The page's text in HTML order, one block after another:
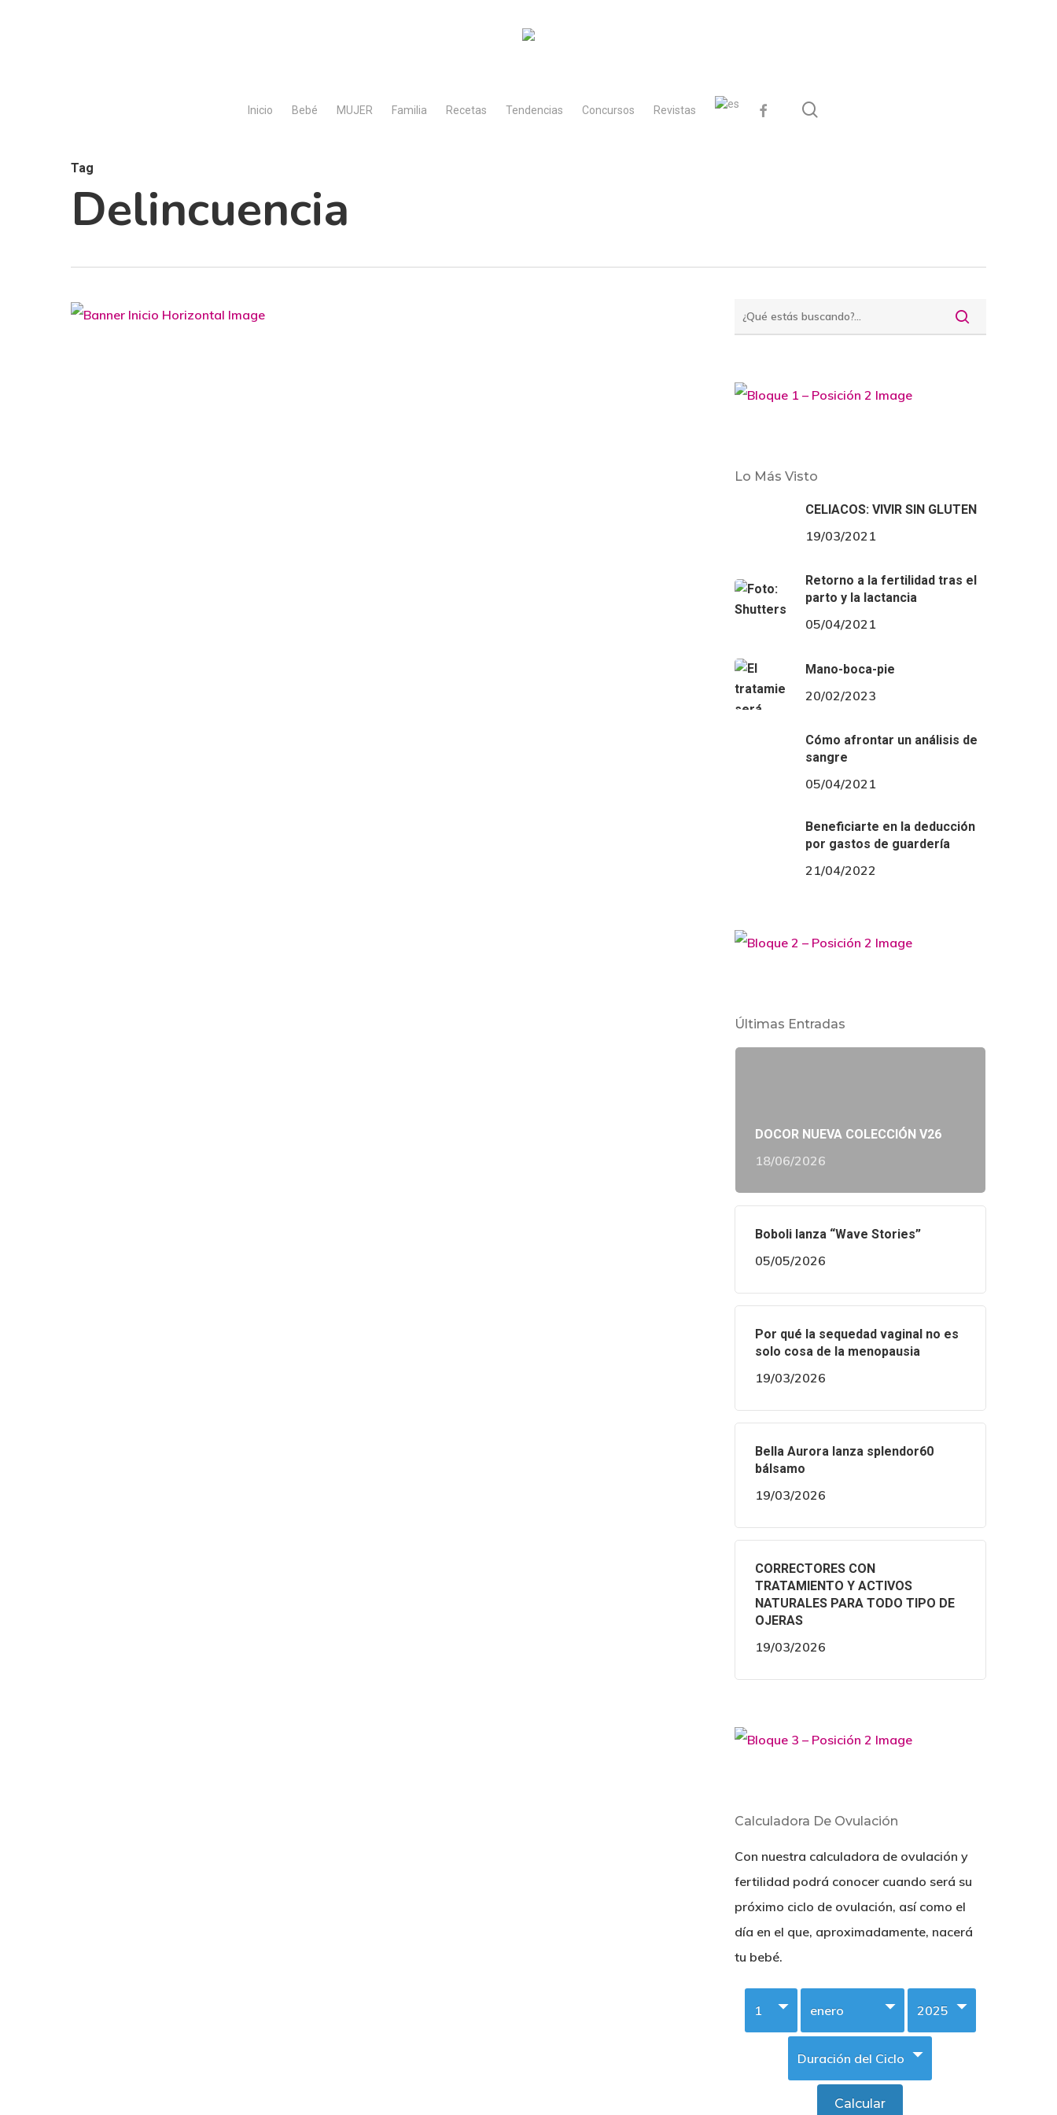
Inicio Bebé MUJER Familia Recetas Tendencias Concursos Revistas facebook
Tag
Delincuencia
Lo Más Visto
CELIACOS: VIVIR SIN GLUTEN
19/03/2021
Retorno a la fertilidad tras el
parto y la lactancia
05/04/2021
Mano-boca-pie
20/02/2023
Cómo afrontar un análisis de
sangre
05/04/2021
Beneficiarte en la deducción
por gastos de guardería
21/04/2022
Últimas Entradas
DOCOR NUEVA COLECCIÓN V26
18/06/2026
Boboli lanza “Wave Stories”
05/05/2026
Por qué la sequedad vaginal no es
solo cosa de la menopausia
19/03/2026
Bella Aurora lanza splendor60
bálsamo
19/03/2026
CORRECTORES CON
TRATAMIENTO Y ACTIVOS
NATURALES PARA TODO TIPO DE
OJERAS
19/03/2026
Calculadora De Ovulación
Con nuestra calculadora de ovulación y
fertilidad podrá conocer cuando será su
próximo ciclo de ovulación, así como el
día en el que, aproximadamente, nacerá
tu bebé.